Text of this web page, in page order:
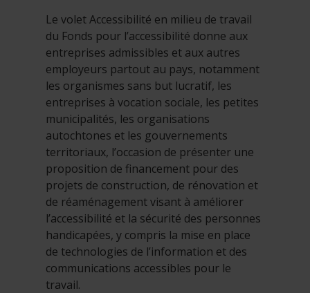
Le volet Accessibilité en milieu de travail
du Fonds pour l’accessibilité donne aux
entreprises admissibles et aux autres
employeurs partout au pays, notamment
les organismes sans but lucratif, les
entreprises à vocation sociale, les petites
municipalités, les organisations
autochtones et les gouvernements
territoriaux, l’occasion de présenter une
proposition de financement pour des
projets de construction, de rénovation et
de réaménagement visant à améliorer
l’accessibilité et la sécurité des personnes
handicapées, y compris la mise en place
de technologies de l’information et des
communications accessibles pour le
travail.